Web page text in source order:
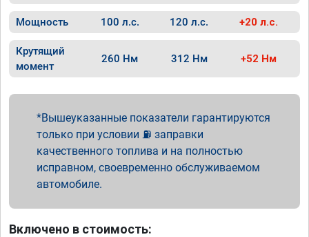
Мощность 100 л.с. 120 л.с. +20 л.с.
Крутящий
момент
260 Нм 312 Нм +52 Нм
Вышеуказанные показатели гарантируются
только при условии ⛽ заправки
качественного топлива и на полностью
исправном, своевременно обслуживаемом
автомобиле.
Включено в стоимость: